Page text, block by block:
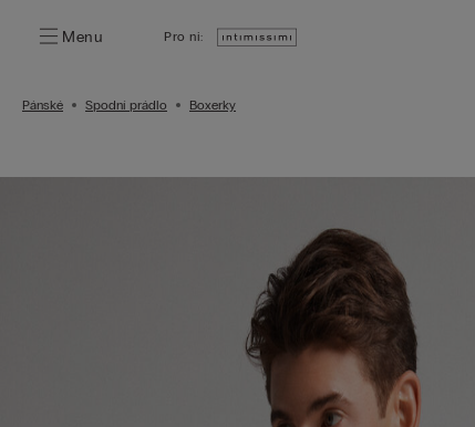
Menu Pro ni:
Pánské Spodní prádlo Boxerky